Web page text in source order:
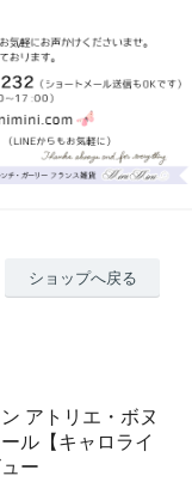
ショップへ戻る
アトリエ・ボヌ
ル【キャロライ
ー